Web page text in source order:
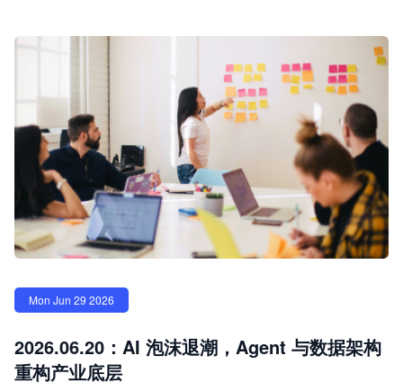
Mon Jun 29 2026
2026.06.20：AI 泡沫退潮，Agent 与数据架构
重构产业底层